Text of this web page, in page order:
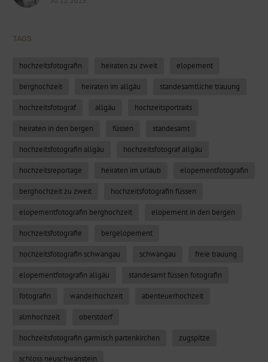
TAGS
hochzeitsfotografin heiraten zu zweit elopement
berghochzeit heiraten im allgäu standesamtliche trauung
hochzeitsfotograf allgäu hochzeitsportraits
heiraten in den bergen füssen standesamt
hochzeitsfotografin allgäu hochzeitsfotograf allgäu
hochzeitsreportage heiraten im urlaub elopementfotografin
berghochzeit zu zweit hochzeitsfotografin füssen
elopementfotografin berghochzeit elopement in den bergen
hochzeitsfotografie bergelopement
hochzeitsfotografin schwangau schwangau freie trauung
elopementfotografin allgäu standesamt füssen fotografin
fotografin wanderhochzeit abenteuerhochzeit
almhochzeit oberstdorf
hochzeitsfotografin garmisch partenkirchen zugspitze
schloss neuschwanstein